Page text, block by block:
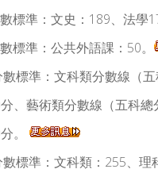
標準：文史：189、法學
標準：公共外語課：50。
標準：文科類分數線（
、藝術類分數線（五科
。
標準：文科類：255、理